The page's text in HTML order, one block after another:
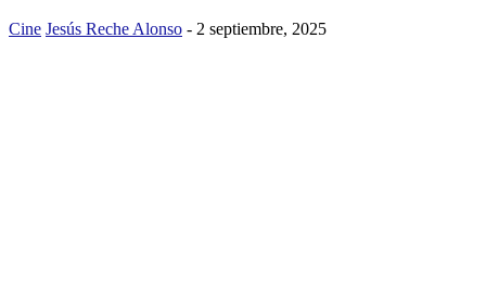
Cine Jesús Reche Alonso - 2 septiembre, 2025